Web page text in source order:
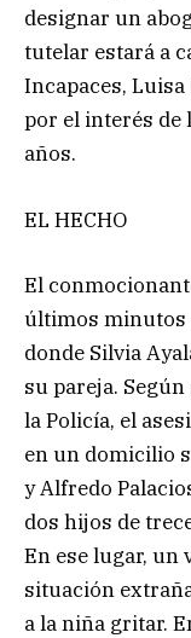
designar un
tutelar estará a
Incapaces,
por el interés de
años.
EL HECHO
El
últimos minutos
donde Silvia
su pareja.
la Policía, el
en un domicilio
y Alfredo
dos hijos de
En ese lugar, un
situación
a la niña gritar.